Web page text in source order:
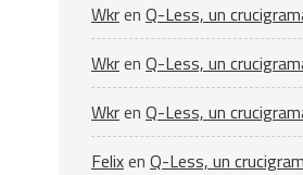
Wkren Q-Less, un
Wkren Q-Less, un
Wkren Q-Less, un
Felixen Q-Less, un